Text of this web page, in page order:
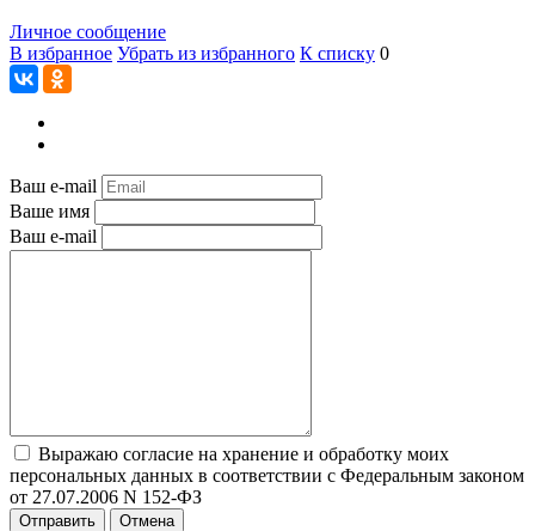
Личное сообщение
В избранное Убрать из избранного К списку 0
Ваш e-mail
Ваше имя
Ваш e-mail
Выражаю согласие на хранение и обработку моих
персональных данных в соответствии с Федеральным законом
от 27.07.2006 N 152-ФЗ
Отправить Отмена